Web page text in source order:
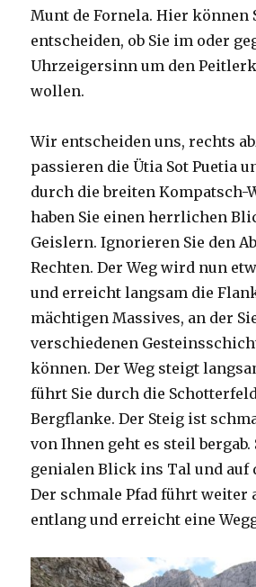
Munt de Fornela. Hier können
entscheiden, ob Sie im oder
Uhrzeigersinn um den
wollen.
Wir entscheiden uns, rechts
passieren die Ütia Sot Puetia
durch die breiten Kompatsch-
haben Sie einen herrlichen
Geislern. Ignorieren Sie den
Rechten. Der Weg wird nun
und erreicht langsam die
mächtigen Massives, an der
verschiedenen
können. Der Weg steigt
führt Sie durch die
Bergflanke. Der Steig ist
von Ihnen geht es steil bergab.
genialen Blick ins Tal und auf
Der schmale Pfad führt weiter
entlang und erreicht eine